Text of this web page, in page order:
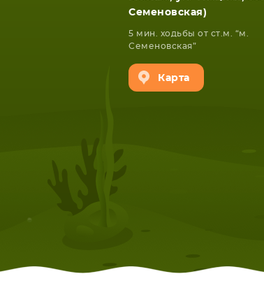
Семеновская)
5 мин. ходьбы от ст.м. “м.
Семеновская”
Карта